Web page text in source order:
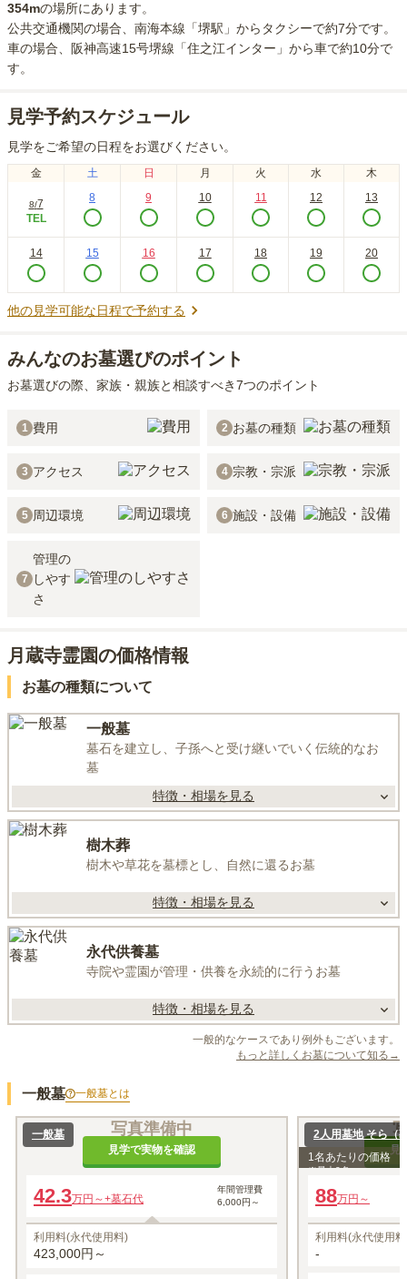
354mの場所にあり ます。
公共交通機関の場合、南海本線「堺駅」からタクシーで約7分です。
車の場合、阪神高速15号堺線「住之江インター」から車で約10分で
す。
見学予約スケジュール
見学をご希望の日程をお選びください。
金 土 日 月 火 水 木
8/7
TEL
8 9 10 11 12 13
14 15 16 17 18 19 20
他の見学可能な日程で予約する
みんなのお墓選びのポイント
お墓選びの際、家族・親族と相談すべき7つのポイント
1 費用 2 お墓の種類
3 アクセス 4 宗教・宗派
5 周辺環境 6 施設・設備
7
管理の
しやす
さ
月蔵寺霊園の価格情報
お墓の種類について
一般墓
墓石を建立し、子孫へと受け継いでいく伝統的なお
墓
特徴・相場を見る
樹木葬
樹木や草花を墓標とし、自然に還るお墓
特徴・相場を見る
永代供養墓
寺院や霊園が管理・供養を永続的に行うお墓
特徴・相場を見る
一般的なケースであり例外もございます。
もっと詳しくお墓について知る→
一般墓 一般墓とは
写真準備中
見学で実物を確認
一般墓
42.3万円～+墓石代
年間管理費
6,000円～
利用料(永代使用料)
423,000円～
見
2人用墓地 そら（
1名あたりの価格
※最大2名
88万円～
利用料(永代使用
-